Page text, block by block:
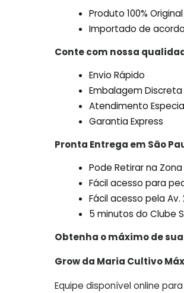
Produto 100% Original
Importado de
Conte com nossa
Envio Rápido
Embalagem
Atendimento
Garantia Express
Pronta Entrega em São
Pode Retirar na
Fácil acesso para
Fácil acesso pela
5 minutos do Clube
Obtenha o máximo de
Grow da Maria Cultivo
Equipe disponível online